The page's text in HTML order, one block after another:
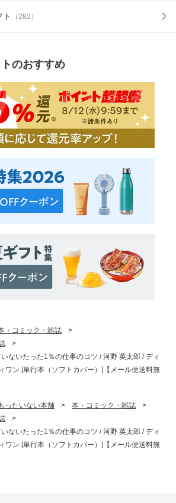
（282 ）
のおすすめ
・コミック・雑誌
>
>
ないたった1％の仕事のコツ / 河野 英太郎 / ディ
ワン [単行本（ソフトカバー）]【メール便送料無
ったいない本舗 > 本・コミック・雑誌
>
>
ないたった1％の仕事のコツ / 河野 英太郎 / ディ
ワン [単行本（ソフトカバー）]【メール便送料無